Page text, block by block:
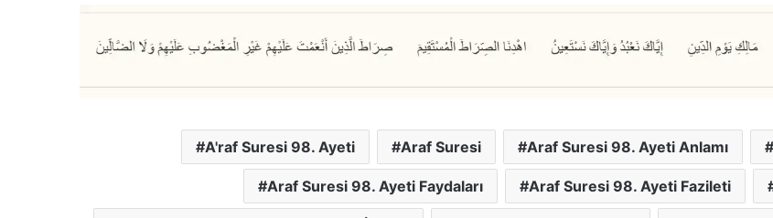
A'raf Suresi 98. Ayeti Araf Suresi Araf Suresi 98. Ayeti Anlamı
Araf Suresi 98. Ayeti Faydaları Araf Suresi 98. Ayeti Fazileti